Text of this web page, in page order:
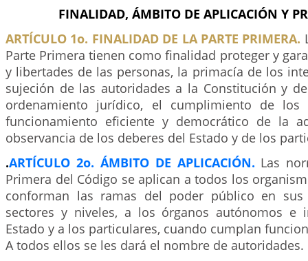
FINALIDAD, ÁMBITO DE APLICACIÓN Y
ARTÍCULO 1o. FINALIDAD DE LA PARTE PRIMERA.
Parte Primera tienen como finalidad proteger y
y libertades de las personas, la primacía de los
sujeción de las autoridades a la Constitución y
ordenamiento jurídico, el cumplimiento de los
funcionamiento eficiente y democrático de la
observancia de los deberes del Estado y de los
.ARTÍCULO 2o. ÁMBITO DE APLICACIÓN. Las
Primera del Código se aplican a todos los
conforman las ramas del poder público en sus
sectores y niveles, a los órganos autónomos e
Estado y a los particulares, cuando cumplan
A todos ellos se les dará el nombre de autoridades.